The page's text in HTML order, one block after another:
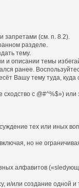
запретами (см. п. 8.2).
разделе.
тему.
описании темы
ранее.
Вашу тему туда,
с @#^%$»)
тех или иных
но не
алфавитов
или создание одной